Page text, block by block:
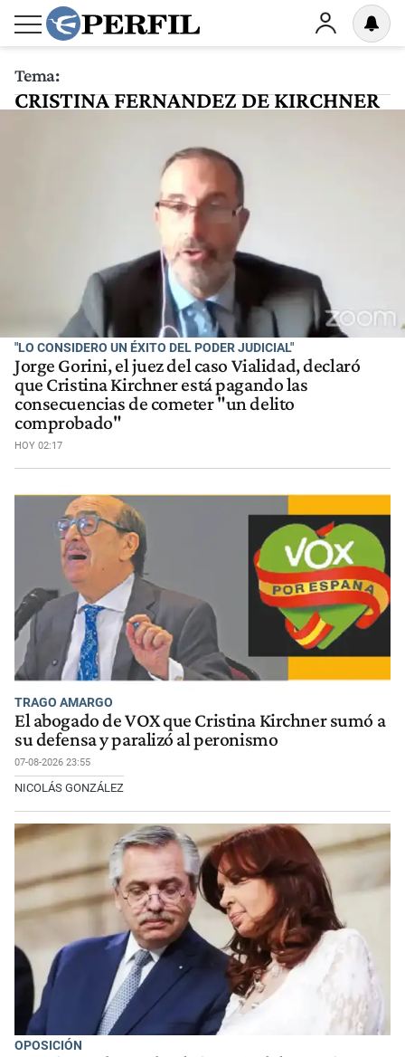
Tema:
CRISTINA FERNANDEZ DE KIRCHNER
"LO CONSIDERO UN ÉXITO DEL PODER JUDICIAL"
Jorge Gorini, el juez del caso Vialidad, declaró
que Cristina Kirchner está pagando las
consecuencias de cometer "un delito
comprobado"
HOY 02:17
TRAGO AMARGO
El abogado de VOX que Cristina Kirchner sumó a
su defensa y paralizó al peronismo
07-08-2026 23:55
NICOLÁS GONZÁLEZ
OPOSICIÓN